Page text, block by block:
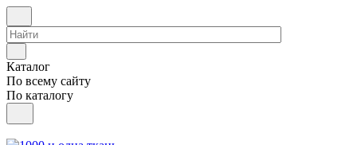
Каталог
По всему сайту
По каталогу